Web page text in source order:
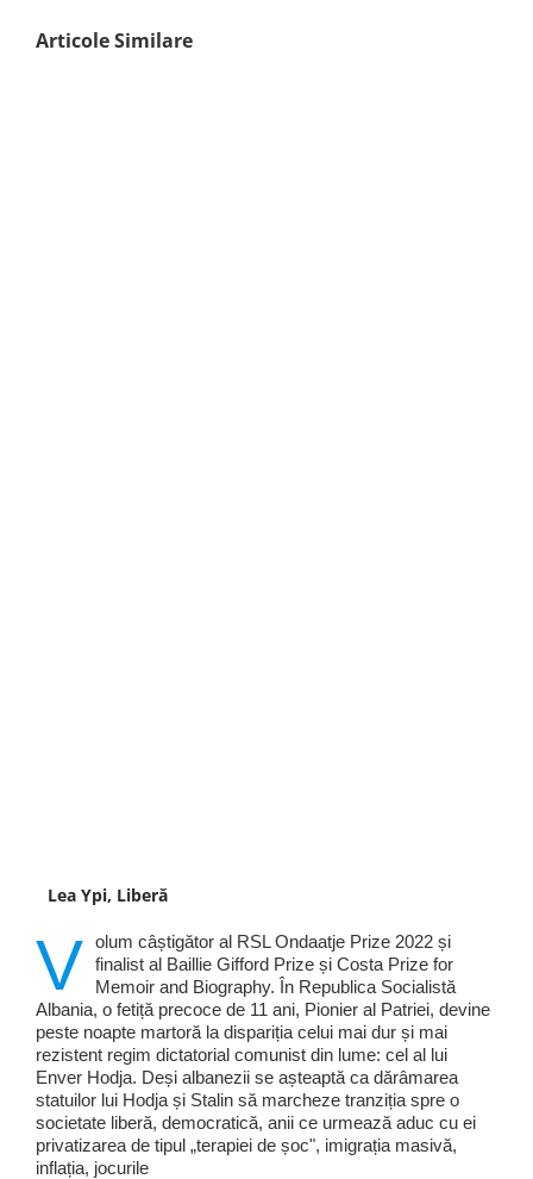
Articole Similare
Lea Ypi, Liberă
V olum câștigător al RSL Ondaatje Prize 2022 și
finalist al Baillie Gifford Prize și Costa Prize for
Memoir and Biography. În Republica Socialistă
Albania, o fetiță precoce de 11 ani, Pionier al Patriei, devine
peste noapte martoră la dispariția celui mai dur și mai
rezistent regim dictatorial comunist din lume: cel al lui
Enver Hodja. Deși albanezii se așteaptă ca dărâmarea
statuilor lui Hodja și Stalin să marcheze tranziția spre o
societate liberă, democratică, anii ce urmează aduc cu ei
privatizarea de tipul „terapiei de șoc", imigrația masivă,
inflația, jocurile